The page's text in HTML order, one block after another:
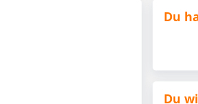
Du
Du